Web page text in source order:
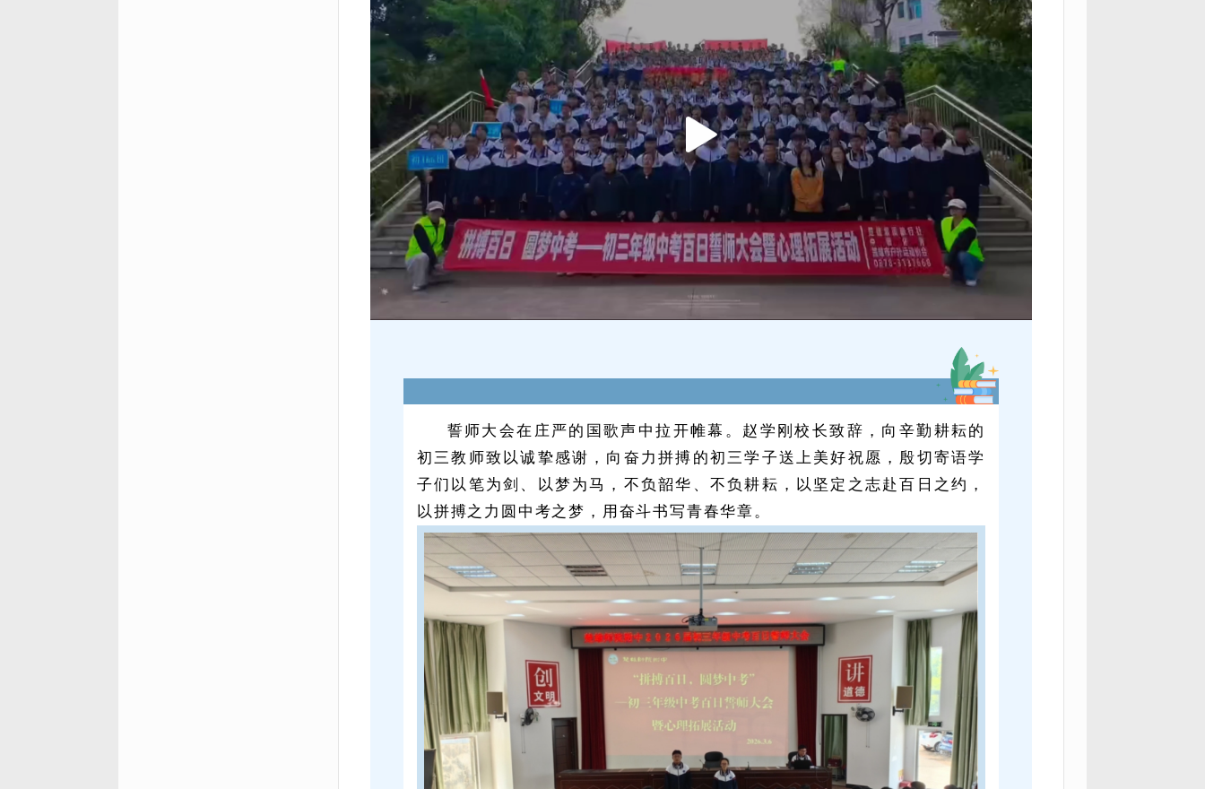
誓师大会在庄严的国歌声中拉开帷幕。赵学刚校长致辞，向辛勤耕耘的
初三教师致以诚挚感谢，向奋力拼搏的初三学子送上美好祝愿，殷切寄语学
子们以笔为剑、以梦为马，不负韶华、不负耕耘，以坚定之志赴百日之约，
以拼搏之力圆中考之梦，用奋斗书写青春华章。